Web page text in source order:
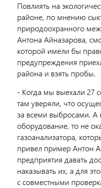
Повлиять на
районе, по мнению
природоохранного
Антона Айназарова,
которой имели бы
предупреждения
района и взять пробы.
- Когда мы выехали 27
там уверяли, что
за всеми выбросами. А
оборудование, то не
газоанализатора,
привел пример Антон
предприятия давать
наказывать их, а для
с совместными